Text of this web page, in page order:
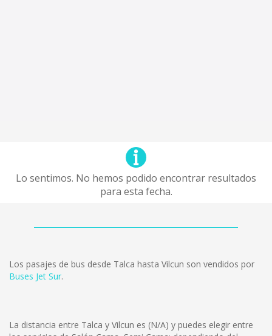
Lo sentimos. No hemos podido encontrar resultados
para esta fecha.
Los pasajes de bus desde Talca hasta Vilcun son vendidos por
Buses Jet Sur.
La distancia entre Talca y Vilcun es (N/A) y puedes elegir entre